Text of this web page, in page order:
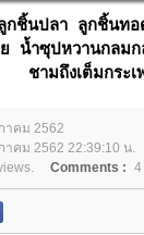
ลูกชิ้นปลา ลูกชิ้นท
น้ำซุปหวานกลม
ชามถึงเต็มกระเ
าคม 2562
าคม 2562 22:39:10 น.
Comments : 4